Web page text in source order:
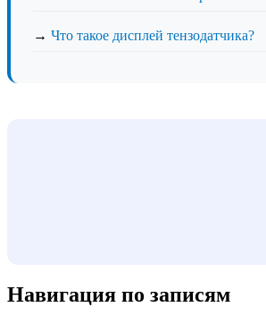
→ Что такое дисплей тензодатчика?
Навигация по записям